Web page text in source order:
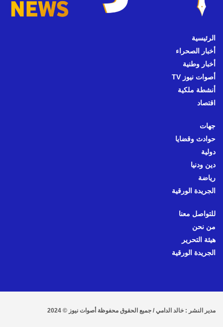
الرئيسية
أخبار الصحراء
أخبار وطنية
أصوات نيوز TV
أنشطة ملكية
اقتصاد
جهات
حوادث وقضايا
دولية
دين ودنيا
رياضة
الجريدة الورقية
للتواصل معنا
من نحن
هيئة التحرير
الجريدة الورقية
مدير النشر : خالد الدامي / جميع الحقوق محفوظة أصوات نيوز © 2024